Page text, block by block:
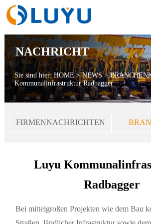
NACHRICHT
Sie sind hier:HOME>NEWS>
Kommunalinfrastruktur Radbagger
FIRMENNACHRICHTEN
Luyu
Radbagger
Bei mittelgroßen Projekten wie dem Bau